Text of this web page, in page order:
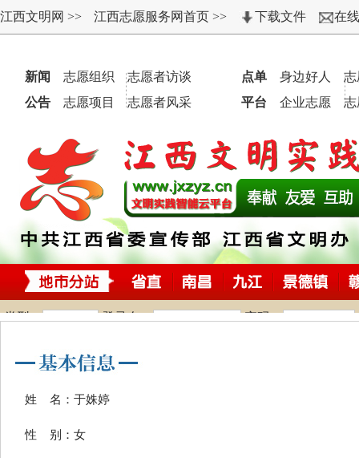
姓 名：于姝婷
性 别：女